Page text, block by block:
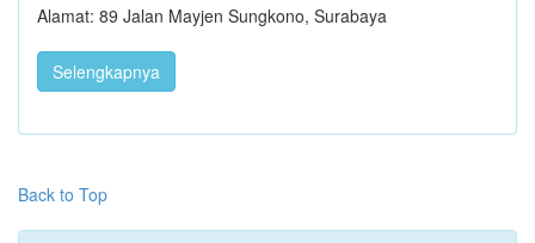
Alamat: 89 Jalan Mayjen Sungkono, Surabaya
Selengkapnya
Back to Top